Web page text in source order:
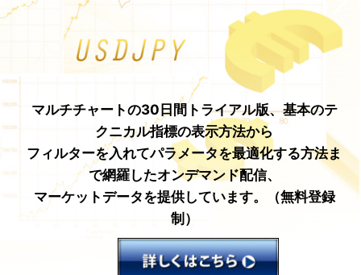
サクソバンク証券では国内最多数水準の150通貨ペ
ア以上の取り扱いがあるFXや日経平均株価指数、
NYダウ平均株価指数に代表される指数や個別株な
ど約8,000銘柄のCFDをマルチチャートで取引が可
能になります。
※株式・先物・コモディについても、随時サービス
提供予定
マルチチャートの30日間トライアル版、基本のテ
クニカル指標の表示方法から
フィルターを入れてパラメータを最適化する方法ま
で網羅したオンデマンド配信、
マーケットデータを提供しています。（無料登録
制）
プログラムはMT4の10分の1！そこにはチャレンジ
するだけの価値がある！
ゼロスタートのあなたも、本書を読めばシステムト
レーダーの仲間入りです。
サクソバンク証券では国内最多数水準の150通貨ペ
ア以上の取り扱いがあるFXや日経平均株価指数、
NYダウ平均株価指数に代表される指数や個別株な
ど約8,000銘柄のCFDをマルチチャートで取引が可
能になります。
※株式・先物・コモディについても、随時サービス
提供予定
マルチチャートの30日間トライアル版、基本のテ
クニカル指標の表示方法から
フィルターを入れてパラメータを最適化する方法ま
で網羅したオンデマンド配信、
マーケットデータを提供しています。（無料登録
制）
プログラムはMT4の10分の1！そこにはチャレンジ
するだけの価値がある！
ゼロスタートのあなたも、本書を読めばシステムト
レーダーの仲間入りです。
サクソバンク証券では国内最多数水準の150通貨ペ
ア以上の取り扱いがあるFXや日経平均株価指数、
NYダウ平均株価指数に代表される指数や個別株な
ど約8,000銘柄のCFDをマルチチャートで取引が可
能になります。
※株式・先物・コモディについても、随時サービス
提供予定
マルチチャートの30日間トライアル版、基本のテ
クニカル指標の表示方法から
フィルターを入れてパラメータを最適化する方法ま
で網羅したオンデマンド配信、
マーケットデータを提供しています。（無料登録
制）
プログラムはMT4の10分の1！そこにはチャレンジ
するだけの価値がある！
ゼロスタートのあなたも、本書を読めばシステムト
レーダーの仲間入りです。